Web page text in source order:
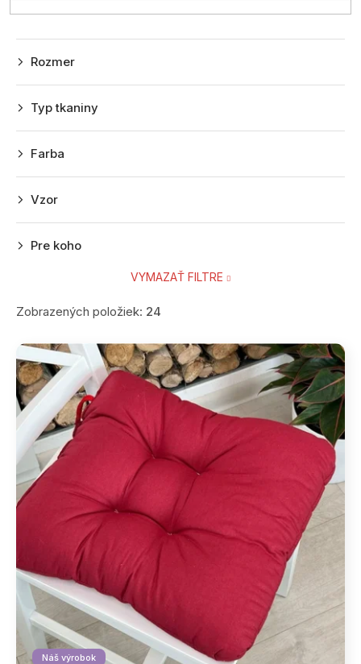
i
p
o
u
Farba
Typ tkaniny
Rozmer
Vzor
Pre koho
VYMAZAŤ FILTRE
Zobrazených položiek: 24
ý
p
p
o
k
Náš výrobok